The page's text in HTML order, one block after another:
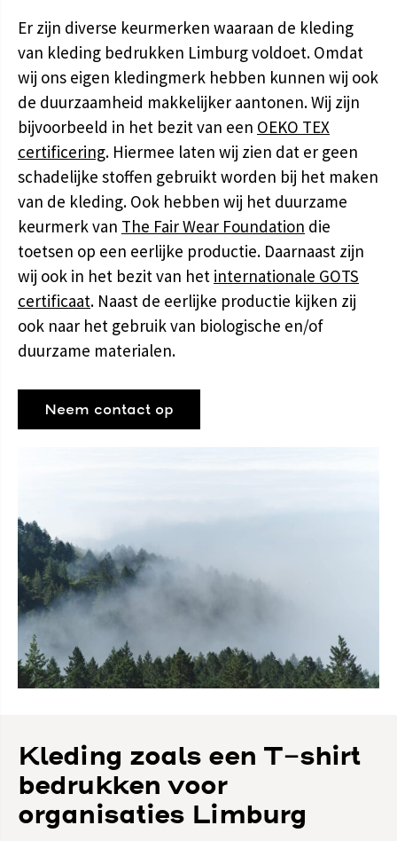
Er zijn diverse keurmerken waaraan de kleding
van kleding bedrukken Limburg voldoet. Omdat
wij ons eigen kledingmerk hebben kunnen wij ook
de duurzaamheid makkelijker aantonen. Wij zijn
bijvoorbeeld in het bezit van een OEKO TEX
certificering. Hiermee laten wij zien dat er geen
schadelijke stoffen gebruikt worden bij het maken
van de kleding. Ook hebben wij het duurzame
keurmerk van The Fair Wear Foundation die
toetsen op een eerlijke productie. Daarnaast zijn
wij ook in het bezit van het internationale GOTS
certificaat. Naast de eerlijke productie kijken zij
ook naar het gebruik van biologische en/of
duurzame materialen.
Neem contact op
Kleding zoals een T-shirt
bedrukken voor
organisaties Limburg